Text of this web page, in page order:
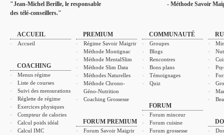
"Jean-Michel Berille, le responsable
des télé-conseillers."
- Méthode Savoir
ACCUEIL
Accueil
COACHING
Menus régime
Liste de courses
Suivi des mensurations
Réglette de régime
Exercices physiques
Compteur de calories
Calcul poids idéal
Calcul IMC
PREMIUM
Régime Savoir Maigrir
Méthode Montignac
Méthode MentalSlim
Méthode Slim Data
Méthodes Naturelles
Méthode Chrono-
Géno-Nutrition
Coaching Grossesse
FORUM PREMIUM
Forum Savoir Maigrir
COMMUNAUTÉ
Groupes
Blogs
Rencontres
Bons plans
Témoignages
Quiz
FORUM
Forum minceur
Forum cuisine
Forum grossesse